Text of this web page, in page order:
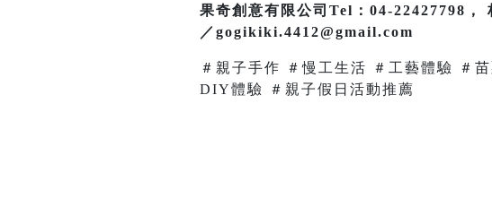
果奇創意有限公司Tel：04-22427798
／gogikiki.4412@gmail.com
＃親子手作 ＃慢工生活 ＃工藝體驗 ＃
DIY體驗 ＃親子假日活動推薦